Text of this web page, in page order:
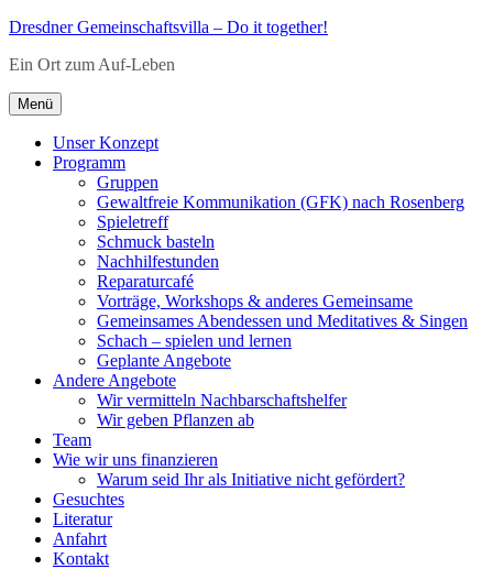
Zum
springen
Dresdner Gemeinschaftsvilla – Do it together!
Ein Ort zum Auf-Leben
Menü
Unser Konzept
Programm
Gruppen
Gewaltfreie Kommunikation (GFK) nach Rosenberg
Spieletreff
Schmuck basteln
Nachhilfestunden
Reparaturcafé
Vorträge, Workshops & anderes Gemeinsame
Gemeinsames Abendessen und Meditatives & Singen
Schach – spielen und lernen
Geplante Angebote
Andere Angebote
Wir vermitteln Nachbarschaftshelfer
Wir geben Pflanzen ab
Team
Wie wir uns finanzieren
Warum seid Ihr als Initiative nicht gefördert?
Gesuchtes
Literatur
Anfahrt
Kontakt